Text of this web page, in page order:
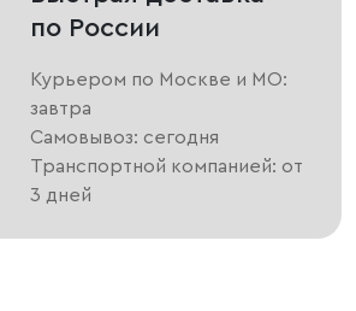
по России
Курьером по Москве и МО:
завтра
Самовывоз: сегодня
Транспортной компанией: от
3 дней